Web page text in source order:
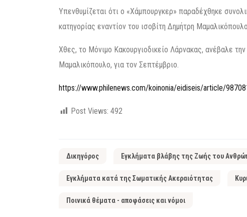
Υπενθυμίζεται ότι ο «Χάμπουργκερ» παραδέχθηκε
κατηγορίας εναντίον του ισοβίτη Δημήτρη
Χθες, το Μόνιμο Κακουργιοδικείο Λάρνακας, ανέβαλε
Μαμαλικόπουλο, για τον Σεπτέμβριο.
https://www.philenews.com/koinonia/eidiseis/article/
Post Views: 492
Δικηγόρος Εγκλήματα βλάβης της Ζωής του
Εγκλήματα κατά της Σωματικής Ακεραιότητας
Ποινικά θέματα - αποφάσεις και νόμοι